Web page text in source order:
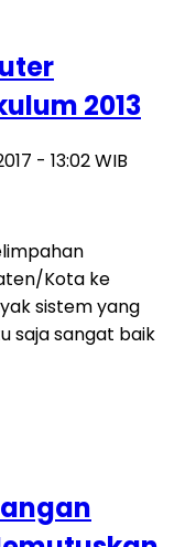
2013
- 13:02 WIB
Kota ke
sistem yang
saja sangat baik